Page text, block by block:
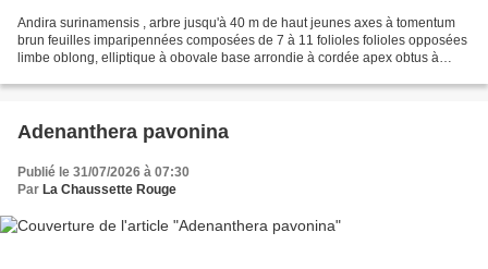
Andira surinamensis , arbre jusqu'à 40 m de haut jeunes axes à tomentum
brun feuilles imparipennées composées de 7 à 11 folioles folioles opposées
limbe oblong, elliptique à obovale base arrondie à cordée apex obtus à
Adenanthera pavonina
Publié le 31/07/2026 à 07:30
Par La Chaussette Rouge